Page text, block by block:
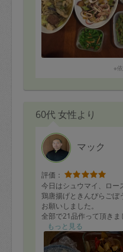
※
60代 女性より
マック
評価：
今日はシュウマイ、ロー
鶏唐揚げときんぴらごぼ
お願いしました。
全部で21品作って頂きま
私はこの2週間体調を崩
任せして横になってい
した。
もっと見る